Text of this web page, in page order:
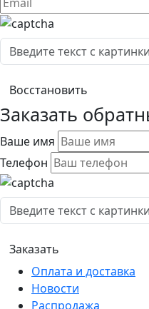
Заказать
Ваше имя
Телефон
Оплата и доставка
Новости
Распродажа